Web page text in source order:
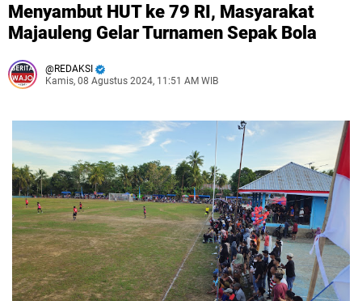
Menyambut HUT ke 79 RI, Masyarakat
Majauleng Gelar Turnamen Sepak Bola
REDAKSI
Kamis, 08 Agustus 2024, 11:51 AM WIB